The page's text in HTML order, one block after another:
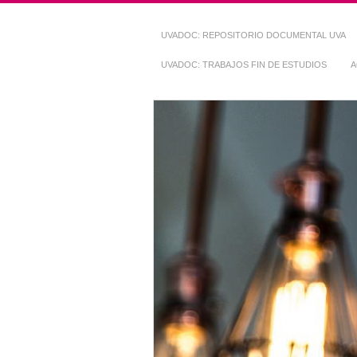
UVADOC: REPOSITORIO DOCUMENTAL UVA
UVADOC: TRABAJOS FIN DE ESTUDIOS
Repositorio
~ UVaDOC